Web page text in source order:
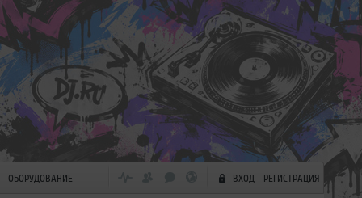
ОБОРУДОВАНИЕ ВХОД РЕГИСТРАЦИЯ